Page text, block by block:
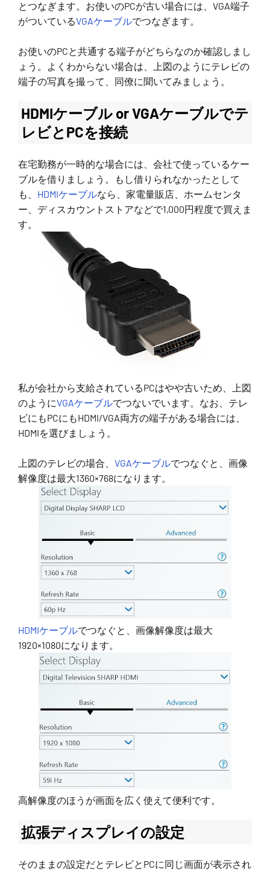
とつなぎます。お使いのPCが古い場合には、VGA端子
がついているVGAケーブルでつなぎます。
お使いのPCと共通する端子がどちらなのか確認しまし
ょう。よくわからない場合は、上図のようにテレビの
端子の写真を撮って、同僚に聞いてみましょう。
HDMIケーブル or VGAケーブルでテ
レビとPCを接続
在宅勤務が一時的な場合には、会社で使っているケー
ブルを借りましょう。もし借りられなかったとして
も、 HDMIケーブルなら、家電量販店、ホームセンタ
ー、ディスカウントストアなどで1,000円程度で買えま
す。
私が会社から支給されているPCはやや古いため、上図
のようにVGAケーブルでつないでいます。なお、テレ
ビにもPCにもHDMI/VGA両方の端子がある場合には、
HDMIを選びましょう。
上図のテレビの場合、 VGAケーブルでつなぐと、画像
解像度は最大1360×768になります。
HDMIケーブルでつなぐと、画像解像度は最大
1920×1080になります。
高解像度のほうが画面を広く使えて便利です。
拡張ディスプレイの設定
そのままの設定だとテレビとPCに同じ画面が表示され